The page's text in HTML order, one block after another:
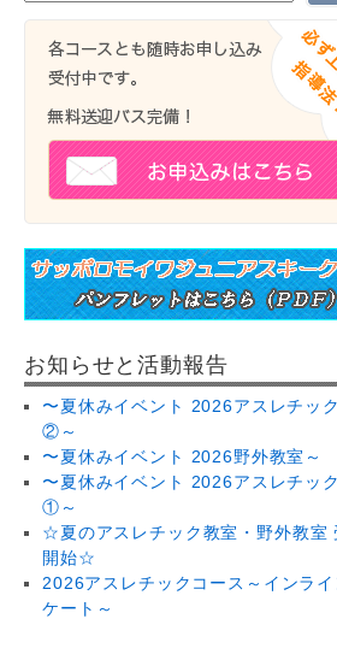
お知らせと活動報告
〜夏休みイベント 2026アスレチッ
②～
〜夏休みイベント 2026野外教室～
〜夏休みイベント 2026アスレチッ
①～
☆夏のアスレチック教室・野外教室
開始☆
2026アスレチックコース～インライ
ケート～